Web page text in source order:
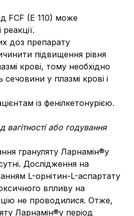
FCF (E 110) може
доз препарату
підвищення рівня
крові, тому необхідно
у плазмі крові і
із фенілкетонурією.
вагітності або годування
грануляту Ларнамін®у
Дослідження на
L-орнітин-L-аспартату
впливу на
не проводилися. Отже,
Ларнамін®у період